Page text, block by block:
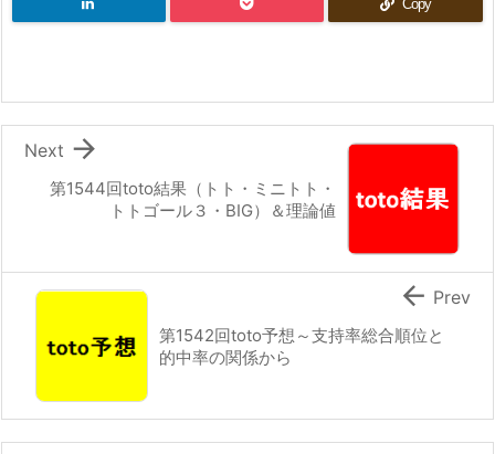
Copy
第1544回toto結果（トト・ミニトト・
トトゴール３・BIG）＆理論値

Next
第1542回toto予想～支持率総合順位と
的中率の関係から
 Prev